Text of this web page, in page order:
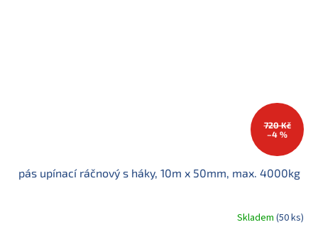
720 Kč
–4 %
pás upínací ráčnový s háky, 10m x 50mm, max. 4000kg
Skladem (50 ks)